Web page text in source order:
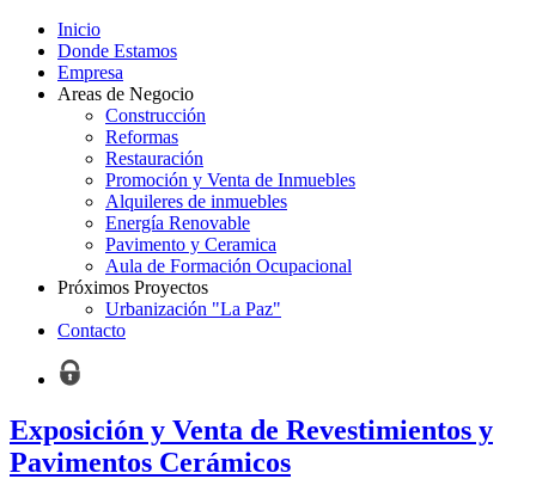
Inicio
Donde Estamos
Empresa
Areas de Negocio
Construcción
Reformas
Restauración
Promoción y Venta de Inmuebles
Alquileres de inmuebles
Energía Renovable
Pavimento y Ceramica
Aula de Formación Ocupacional
Próximos Proyectos
Urbanización "La Paz"
Contacto
Exposición y Venta de Revestimientos y
Pavimentos Cerámicos